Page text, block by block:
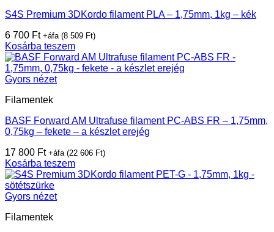
S4S Premium 3DKordo filament PLA – 1,75mm, 1kg – kék
6 700 Ft +áfa (8 509 Ft)
Kosárba teszem
Gyors nézet
Filamentek
BASF Forward AM Ultrafuse filament PC-ABS FR – 1,75mm,
0,75kg – fekete – a készlet erejég
17 800 Ft +áfa (22 606 Ft)
Kosárba teszem
Gyors nézet
Filamentek